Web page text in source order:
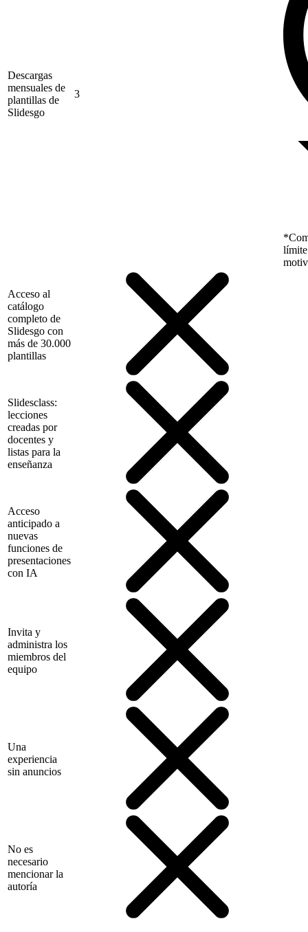
Descargas
mensuales de
plantillas de
Slidesgo
3
límite
Acceso al
catálogo
completo de
Slidesgo con
más de 30.000
plantillas
Slidesclass:
lecciones
creadas por
docentes y
listas para la
enseñanza
Acceso
anticipado a
nuevas
funciones de
presentaciones
con IA
Invita y
administra los
miembros del
equipo
Una
experiencia
sin anuncios
No es
necesario
mencionar la
autoría